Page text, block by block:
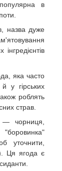
в
назва дуже
яка часто
у гірських
роблять
страв.
— чорниця,
уточнити,
Ця ягода є